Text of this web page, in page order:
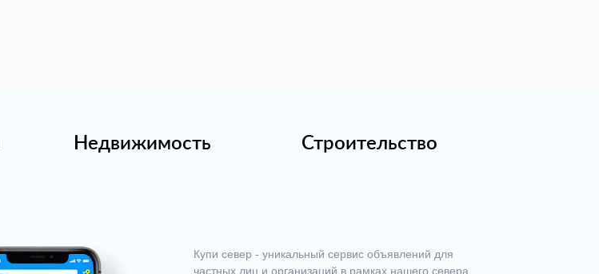
Недвижимость Строительство
Купи север - уникальный сервис объявлений для
частных лиц и организаций в рамках нашего севера.